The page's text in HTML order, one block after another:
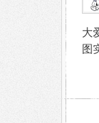
大
图